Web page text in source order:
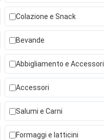
Colazione e Snack
Bevande
Abbigliamento e Accessori
Accessori
Salumi e Carni
Formaggi e latticini